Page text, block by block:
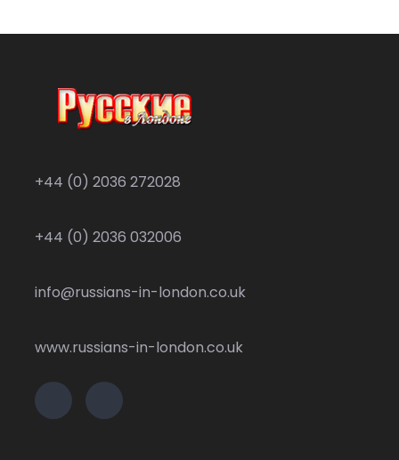
+44 (0) 2036 272028
+44 (0) 2036 032006
info@russians-in-london.co.uk
www.russians-in-london.co.uk